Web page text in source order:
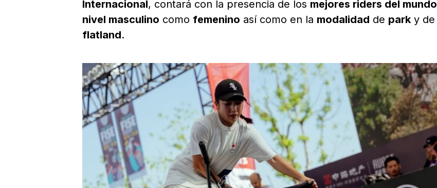
Internacional, contará con la presencia de los mejores riders del mundo
nivel masculino como femenino así como en la modalidad de park y de
flatland.